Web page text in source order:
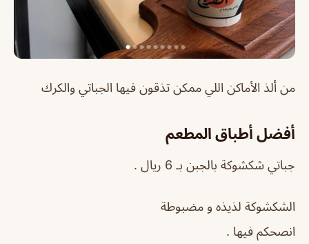
من ألذ الأماكن اللي ممكن تذقون فيها الجباتي والكرك
أفضل أطباق المطعم
جباتي شكشوكة بالجبن بـ 6 ريال .
الشكشوكة لذيذه و مضبوطة
انصحكم فيها .